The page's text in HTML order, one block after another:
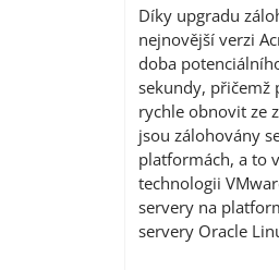
Díky upgradu
nejnovější verzi
doba
sekundy, přičemž
rychle obnovit ze
jsou zálohovány
platformách, a to
technologii
servery na
servery Oracle